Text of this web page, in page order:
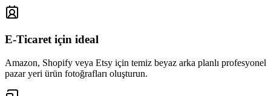
E-Ticaret için ideal
Amazon, Shopify veya Etsy için temiz beyaz arka planlı profesyonel
pazar yeri ürün fotoğrafları oluşturun.